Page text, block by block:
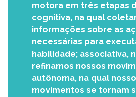
motora em três etapas
cognitiva, na qual
informações sobre as
necessárias para
habilidade; associativa,
refinamos nossos
autônoma, na qual
movimentos se tornam